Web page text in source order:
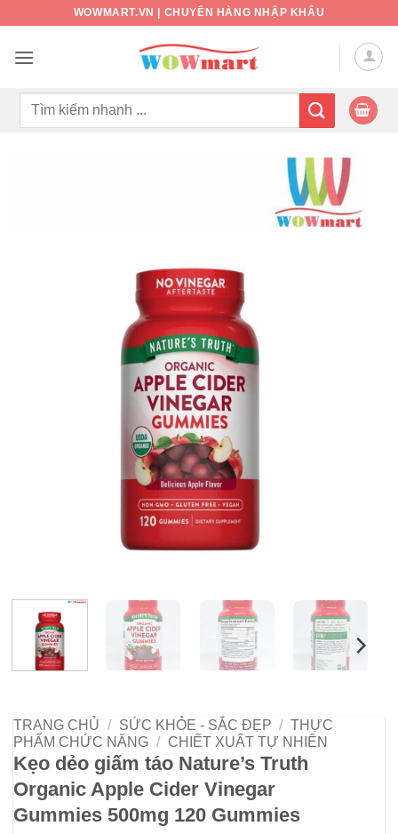
nội
WOWMART.VN | CHUYÊN HÀNG NHẬP KHẨU
Tìm
TRANG CHỦ / SỨC KHỎE - SẮC ĐẸP / THỰC
PHẨM CHỨC NĂNG / CHIẾT XUẤT TỰ NHIÊN
Kẹo dẻo giấm táo Nature’s Truth
Organic Apple Cider Vinegar
Gummies 500mg 120 Gummies